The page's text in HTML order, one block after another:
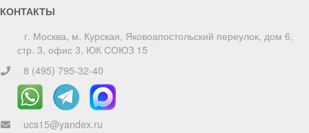
КОНТАКТЫ
г. Москва, м. Курская, Яковоапостольский переулок, дом 6,
стр. 3, офис 3, ЮК СОЮЗ 15
8 (495) 795-32-40
ucs15@yandex.ru
ChatApp